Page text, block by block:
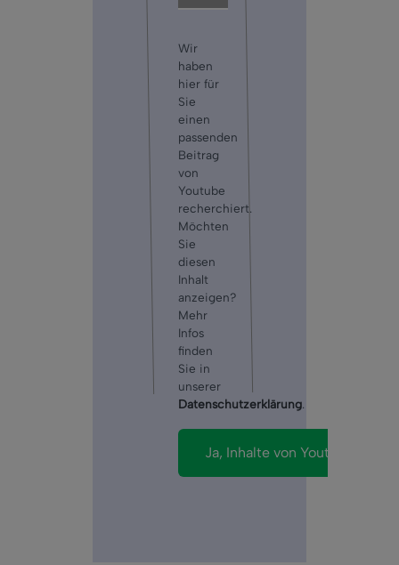
Wir
haben
hier für
Sie
einen
passenden
Beitrag
von
Youtube
recherchiert.
Möchten
Sie
diesen
Inhalt
anzeigen?
Mehr
Infos
finden
Sie in
unserer
Datenschutzerklärung.